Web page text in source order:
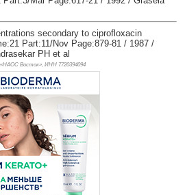
secondary to ciprofloxacin
Part:11/Nov Page:879-81 / 1987 /
PH et al
Восток», ИНН 7720394094